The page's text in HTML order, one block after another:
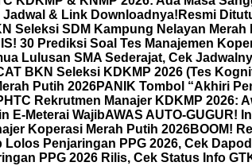
Jadwal & Link Downloadnya! Resmi
Seleksi SDM Kampung Nelayan Merah
30 Prediksi Soal Tes Manajemen
Lulusan SMA Sederajat, Cek
BKN Seleksi KDKMP 2026 (Tes
Putih 2026PANIK Tombol “Akhiri
Rekrutmen Manajer KDKMP 2026:
E-Meterai WajibAWAS AUTO-GUGUR!
Koperasi Merah Putih 2026BOOM!
Lolos Penjaringan PPG 2026, Cek
PPG 2026 Rilis, Cek Status Info